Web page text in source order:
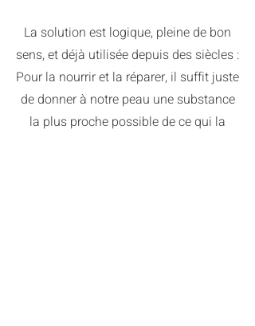
La solution est logique, pleine de bon
sens, et déjà utilisée depuis des siècles :
Pour la nourrir et la réparer, il suffit juste
de donner à notre peau une substance
la plus proche possible de ce qui la